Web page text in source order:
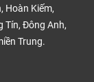
Hoàn Kiếm,
Tín, Đông Anh,
Trung.